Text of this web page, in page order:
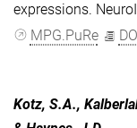
expressions.
MPG.PuRe
Kotz, S.A.,